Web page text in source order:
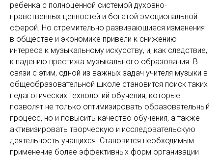
ребенка с полноценной системой духовно-
нравственных ценностей и богатой эмоциональной
сферой. Но стремительно развивающиеся изменения
в обществе и экономике привели к снижению
интереса к музыкальному искусству, и, как следствие,
к падению престижа музыкального образования. В
связи с этим, одной из важных задач учителя музыки в
общеобразовательной школе становится поиск таких
педагогических технологий обучения, которые
позволят не только оптимизировать образовательный
процесс, но и повысить качество обучения, а также
активизировать творческую и исследовательскую
деятельность учащихся. Становится необходимым
применение более эффективных форм организации